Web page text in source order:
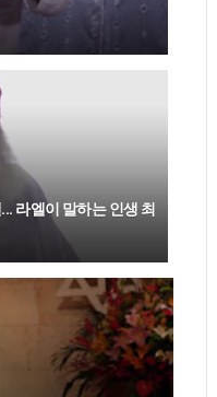
라엘이 말하는 인생 최